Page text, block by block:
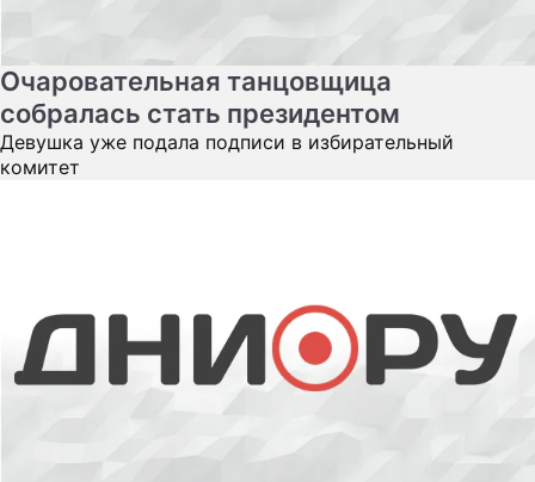
Очаровательная танцовщица
собралась стать президентом
Девушка уже подала подписи в избирательный
комитет